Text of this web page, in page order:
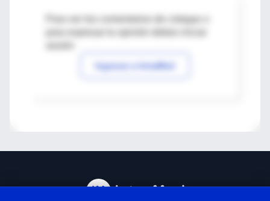
Para ver los comentarios de colegas o
Ingresar a IntraMed